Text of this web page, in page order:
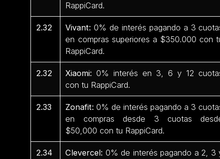
RappiCard.
2.32 Vivant:0% de interés pagando a 3
en compras superiores a $350.000 con
RappiCard.
2.32 Xiaomi: 0% interés en 3, 6 y 12
con tu RappiCard.
2.33 Zonafit:0% de interés pagando a 3
en compras desde 3 cuotas
$50,000 con tu RappiCard.
2.34 Clevercel: 0% de interés pagando a 2, 3